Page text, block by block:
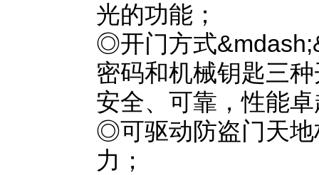
光的功能；
◎开门方式
密码和机械钥匙三
安全、可靠，性能
◎可驱动防盗门天地
力；